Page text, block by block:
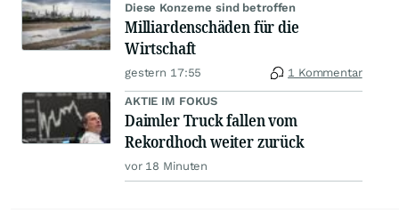
Diese Konzerne sind betroffen
Milliardenschäden für die
Wirtschaft
gestern 17:55 1 Kommentar
AKTIE IM FOKUS
Daimler Truck fallen vom
Rekordhoch weiter zurück
vor 18 Minuten